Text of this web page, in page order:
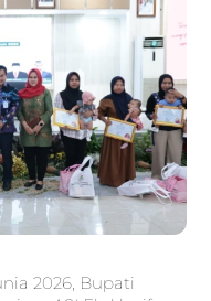
2026, Bupati